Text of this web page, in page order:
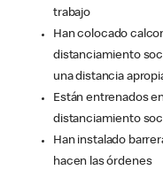
trabajo
Han colocado
distanciamiento
una distancia
Están entrenados
distanciamiento
Han instalado
hacen las órdenes